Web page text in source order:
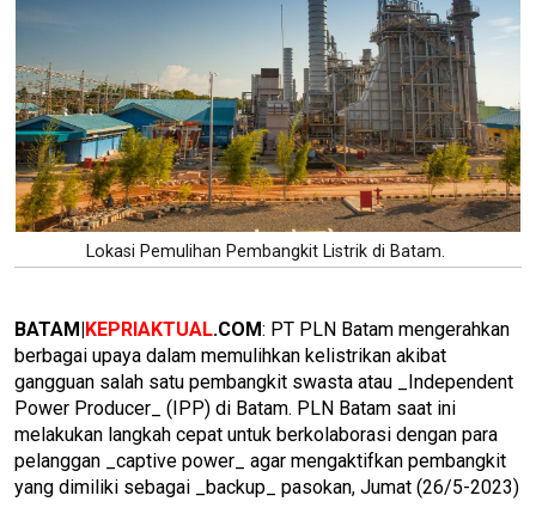
Lokasi Pemulihan Pembangkit Listrik di Batam.
BATAM|KEPRIAKTUAL.COM: PT PLN Batam mengerahkan
berbagai upaya dalam memulihkan kelistrikan akibat
gangguan salah satu pembangkit swasta atau _Independent
Power Producer_ (IPP) di Batam. PLN Batam saat ini
melakukan langkah cepat untuk berkolaborasi dengan para
pelanggan _captive power_ agar mengaktifkan pembangkit
yang dimiliki sebagai _backup_ pasokan, Jumat (26/5-2023)